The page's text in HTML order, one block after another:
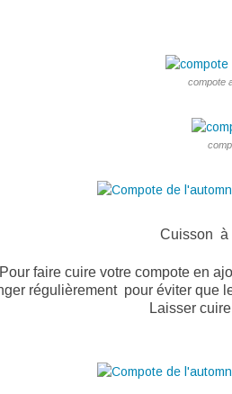
compote
Cuisson à
Pour faire cuire votre compote en
régulièrement pour éviter que
Laisser